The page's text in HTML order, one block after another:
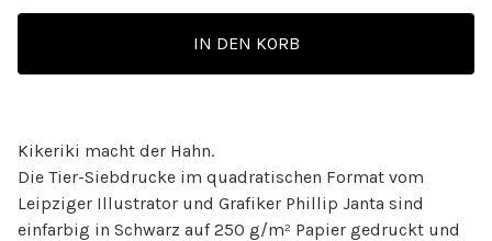
IN DEN KORB
Kikeriki macht der Hahn.
Die Tier-Siebdrucke im quadratischen Format vom
Leipziger Illustrator und Grafiker Phillip Janta sind
einfarbig in Schwarz auf 250 g/m² Papier gedruckt und